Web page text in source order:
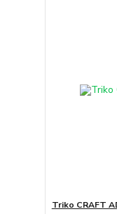
Triko CRAFT